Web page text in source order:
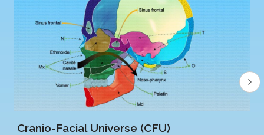
Cranio-Facial Universe (CFU)